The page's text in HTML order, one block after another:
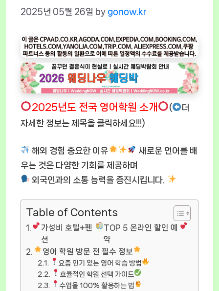
2025년 05월 26일 by gonow.kr
2025년도 전국 영어학원 소개 (
더
자세한 정보는 제목을 클릭하세요!!!)
해외 경험 중요한 이유
새로운 언어를 배
우는 것은 다양한 기회를 제공하며
외국인과의 소통 능력을 증진시킵니다.
Table of Contents
가성비 호텔+펜
션
TOP 5 온라인 할인 예
약
영어 학원 방문 전 필수 정보
요즘 인기 있는 영어 학습 방법
효율적인 학원 선택 가이드
수업을 100% 활용하는 법